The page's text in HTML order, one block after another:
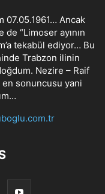
07.05.1961… Ancak
“Limoser ayının
tekabül ediyor… Bu
Trabzon ilinin
Nezire – Raif
sonuncusu yani